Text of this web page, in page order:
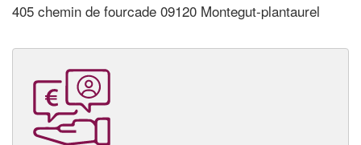
405 chemin de fourcade 09120 Montegut-plantaurel